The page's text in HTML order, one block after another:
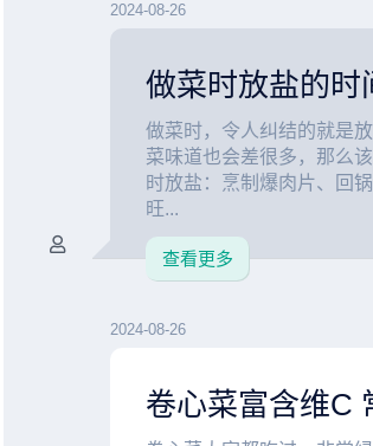
2024-08-26
做菜时放盐的时
做菜时，令人纠结的就是
菜味道也会差很多，那么
时放盐：烹制爆肉片、回
旺...
查看更多
2024-08-26
卷心菜富含维C